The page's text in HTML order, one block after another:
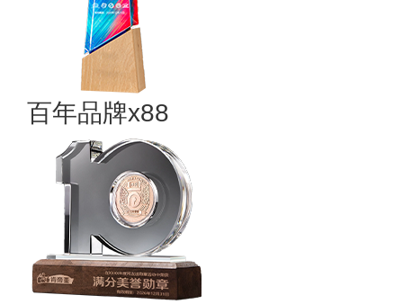
百年品牌x88